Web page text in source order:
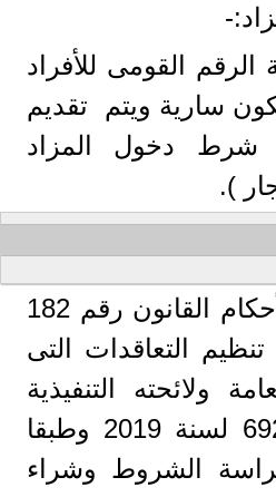
الرقم القومى للأفراد
سارية ويتم تقديم
شرط دخول المزاد
).
ويتم البيع وفقا لأحكام القانون رقم 182
بشأن تنظيم التعاقدات التى
ولائحته التنفيذية
الصادرة بالقرار 692 لسنة 2019 وطبقا
الشروط وشراء